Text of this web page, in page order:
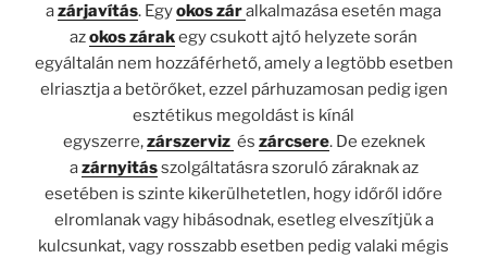
azárjavítás. Egyokos záralkalmazása esetén maga
azokos zárakegy csukott ajtó helyzete során
egyáltalán nem hozzáférhető, amely a legtöbb esetben
elriasztja a betörőket, ezzel párhuzamosan pedig igen
esztétikus megoldást is kínál
egyszerre,zárszerviz és zárcsere. De ezeknek
azárnyitásszolgáltatásra szoruló záraknak az
esetében is szinte kikerülhetetlen, hogy időről időre
elromlanak vagy hibásodnak, esetleg elveszítjük a
kulcsunkat, vagy rosszabb esetben pedig valaki mégis